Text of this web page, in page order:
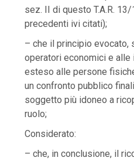
sez. II di questo T.A.R.
precedenti ivi citati);
– che il principio evocato,
operatori economici e
esteso alle persone
un confronto pubblico
soggetto più idoneo a
ruolo;
Considerato:
– che, in conclusione, il